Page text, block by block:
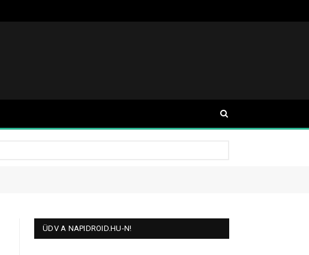
ÜDV A NAPIDROID.HU-N!